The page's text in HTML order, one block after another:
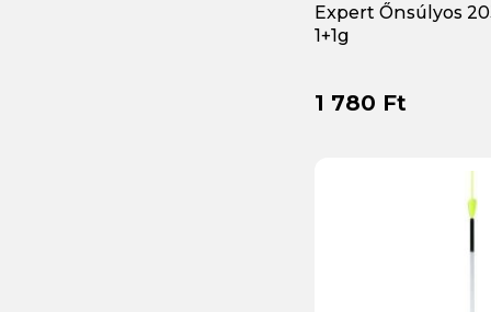
Expert Őnsúlyos
1+1g
1 780 Ft